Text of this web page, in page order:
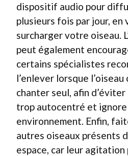
dispositif audio pour
plusieurs fois par jour, en
surcharger votre oiseau.
peut également
certains spécialistes
l’enlever lorsque l’oiseau
chanter seul, afin
trop autocentré et ignore
environnement. Enfin,
autres oiseaux présents
espace, car leur